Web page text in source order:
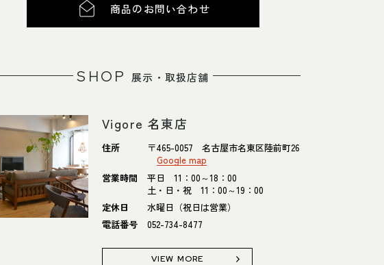
商品のお問い合わせ
SHOP展示・取扱店舗
Vigore 名東店
住所
〒465-0057 名古屋市名東区陸前町26
Google map
営業時間
平日 11：00～18：00
土・日・祝 11：00～19：00
定休日
水曜日（祝日は営業）
電話番号
052-734-8477
VIEW MORE